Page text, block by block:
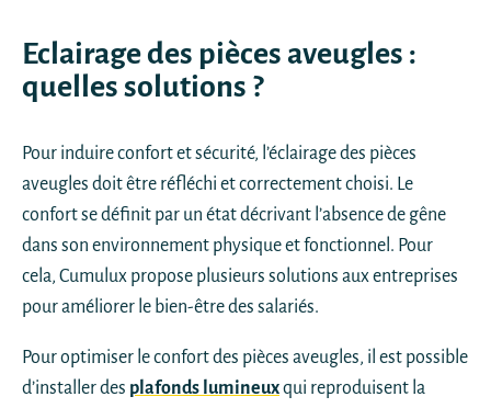
Eclairage des pièces aveugles :
quelles solutions ?
Pour induire confort et sécurité, l’éclairage des pièces
aveugles doit être réfléchi et correctement choisi. Le
confort se définit par un état décrivant l’absence de gêne
dans son environnement physique et fonctionnel. Pour
cela, Cumulux propose plusieurs solutions aux entreprises
pour améliorer le bien-être des salariés.
Pour optimiser le confort des pièces aveugles, il est possible
d’installer des plafonds lumineuxqui reproduisent la